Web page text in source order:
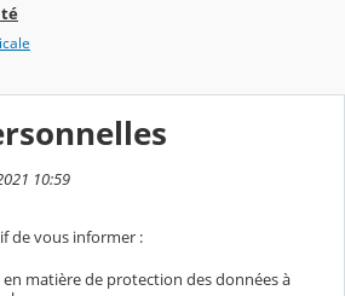
10:59
de vous informer :
en matière de protection des données à